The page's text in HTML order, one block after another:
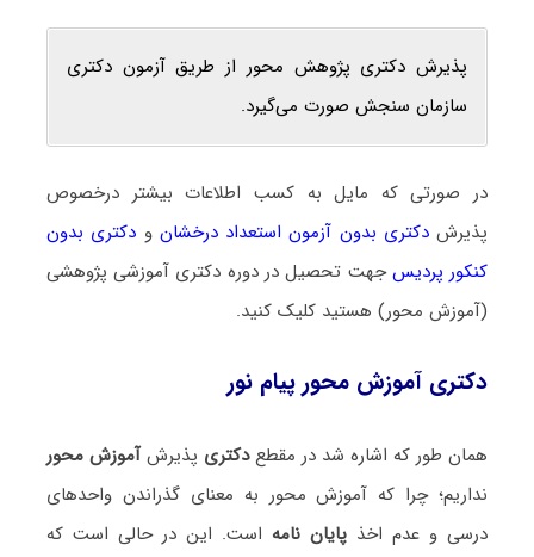
پذیرش دکتری پژوهش محور از طریق آزمون دکتری
سازمان سنجش صورت می‌گیرد.
در صورتی که مایل به کسب اطلاعات بیشتر درخصوص
پذیرشدکتری بدون آزمون استعداد درخشان و دکتری بدون
کنکور پردیسجهت تحصیل در دوره دکتری آموزشی پژوهشی
(آموزش محور) هستید کلیک کنید.
دکتری آموزش محور پیام نور
همان طور که اشاره شد در مقطعدکتری پذیرشآموزش محور
نداریم؛ چرا که آموزش محور به معنای گذراندن واحدهای
درسی و عدم اخذ پایان نامه است. این در حالی است که